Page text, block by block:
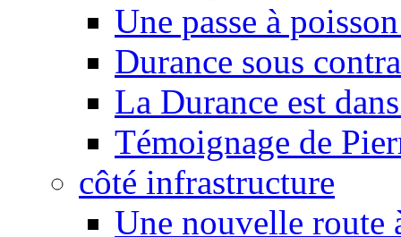
Une passe à
Durance sous
La Durance est
Témoignage de
côté infrastructure
Une nouvelle route